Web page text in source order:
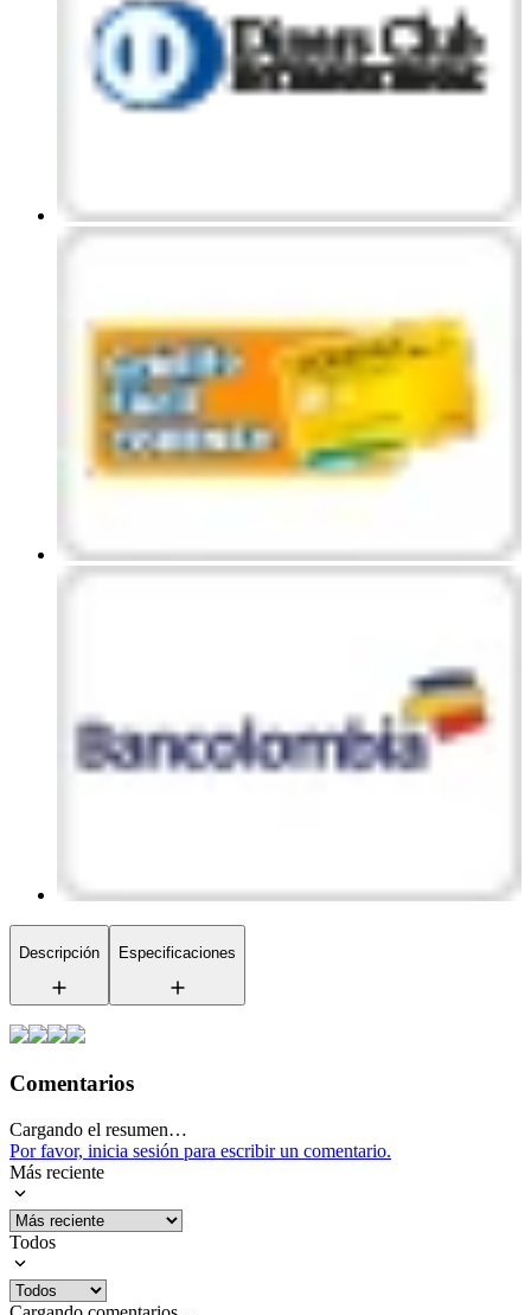
Descripción Especificaciones
Comentarios
Cargando el resumen…
Por favor, inicia sesión para escribir un comentario.
Más reciente
Todos